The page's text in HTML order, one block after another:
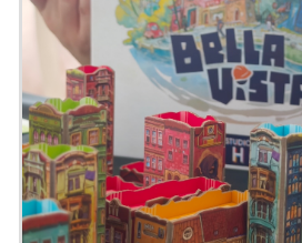
Loufoque
,&Zephiriel
Générique parAdrien Larouzée
Twitter@ledefausse
InstagramLe Dé Faussé
FacebookLe Dé Faussé
Envie de nous soutenir ? Vous pouvez,
si vous le souhaitez, grâce au Patreon
de notre collectif, le Vaisseau Hyper
Sensas !